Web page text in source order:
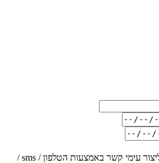
אני מאשר לבעל הצימר ליצור עימי קשר באמצעות הטלפון / sms /